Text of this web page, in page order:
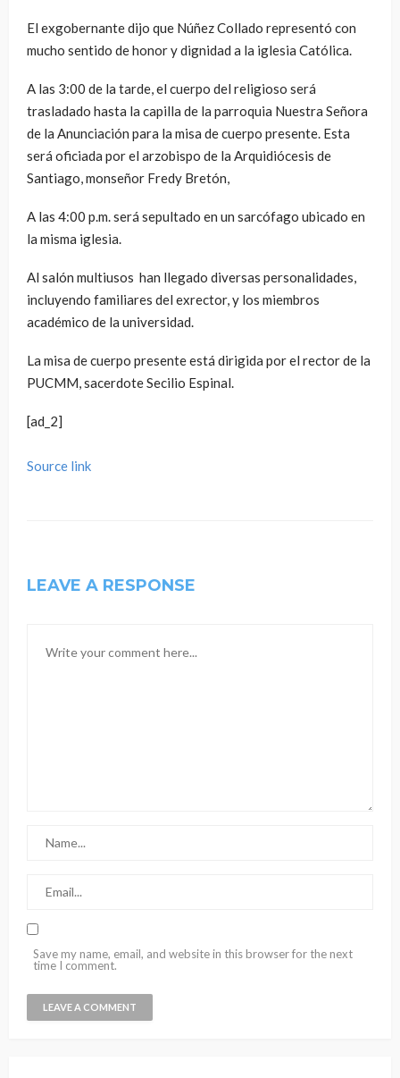
El exgobernante dijo que Núñez Collado representó con
mucho sentido de honor y dignidad a la iglesia Católica.
A las 3:00 de la tarde, el cuerpo del religioso será
trasladado hasta la capilla de la parroquia Nuestra Señora
de la Anunciación para la misa de cuerpo presente. Esta
será oficiada por el arzobispo de la Arquidiócesis de
Santiago, monseñor Fredy Bretón,
A las 4:00 p.m. será sepultado en un sarcófago ubicado en
la misma iglesia.
Al salón multiusos han llegado diversas personalidades,
incluyendo familiares del exrector, y los miembros
académico de la universidad.
La misa de cuerpo presente está dirigida por el rector de la
PUCMM, sacerdote Secilio Espinal.
[ad_2]
Source link
LEAVE A RESPONSE
Save my name, email, and website in this browser for the next
time I comment.